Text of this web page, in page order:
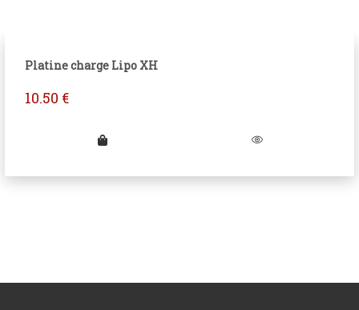
Platine charge Lipo XH
10.50 €